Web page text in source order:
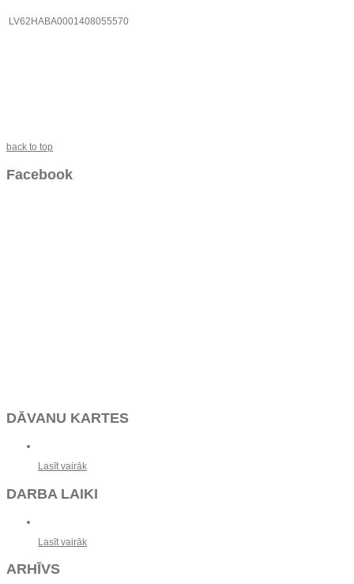
LV62HABA0001408055570
back to top
Facebook
DĀVANU KARTES
Lasīt vairāk
DARBA LAIKI
Lasīt vairāk
ARHĪVS